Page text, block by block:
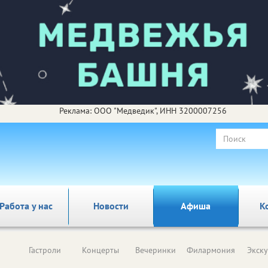
Реклама: ООО "Медведик", ИНН 3200007256
у нас Новости Афиша
Гастроли Концерты Вечеринки Филармония